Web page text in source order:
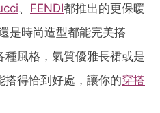
、 FENDI都推出的更保暖
是時尚造型都能完美搭
風格，氣質優雅長裙或是
搭得恰到好處，讓你的穿搭